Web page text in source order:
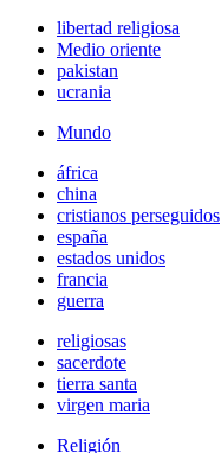
libertad religiosa
Medio oriente
pakistan
ucrania
Mundo
áfrica
china
cristianos perseguidos
españa
estados unidos
francia
guerra
religiosas
sacerdote
tierra santa
virgen maria
Religión